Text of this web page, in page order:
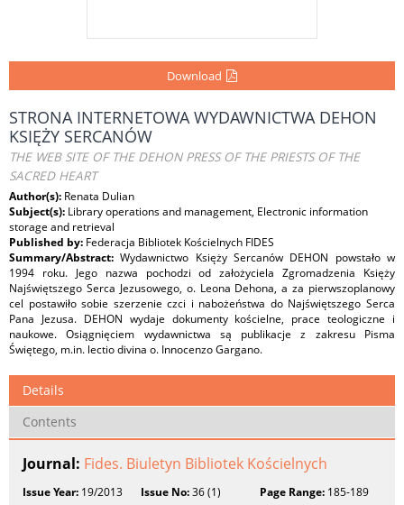
Download
STRONA INTERNETOWA WYDAWNICTWA DEHON
KSIĘŻY SERCANÓW
THE WEB SITE OF THE DEHON PRESS OF THE PRIESTS OF THE
SACRED HEART
Author(s): Renata Dulian
Subject(s): Library operations and management, Electronic information
storage and retrieval
Published by: Federacja Bibliotek Kościelnych FIDES
Summary/Abstract:Wydawnictwo Księży Sercanów DEHON powstało w
1994 roku. Jego nazwa pochodzi od założyciela Zgromadzenia Księży
Najświętszego Serca Jezusowego, o. Leona Dehona, a za pierwszoplanowy
cel postawiło sobie szerzenie czci i nabożeństwa do Najświętszego Serca
Pana Jezusa. DEHON wydaje dokumenty kościelne, prace teologiczne i
naukowe. Osiągnięciem wydawnictwa są publikacje z zakresu Pisma
Świętego, m.in. lectio divina o. Innocenzo Gargano.
Details
Contents
Journal: Fides. Biuletyn Bibliotek Kościelnych
Issue Year: 19/2013 Issue No:36 (1) Page Range:185-189